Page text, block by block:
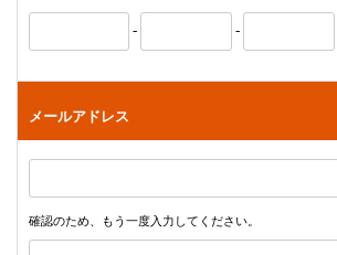
- -
メールアドレス
確認のため、もう一度入力してください。